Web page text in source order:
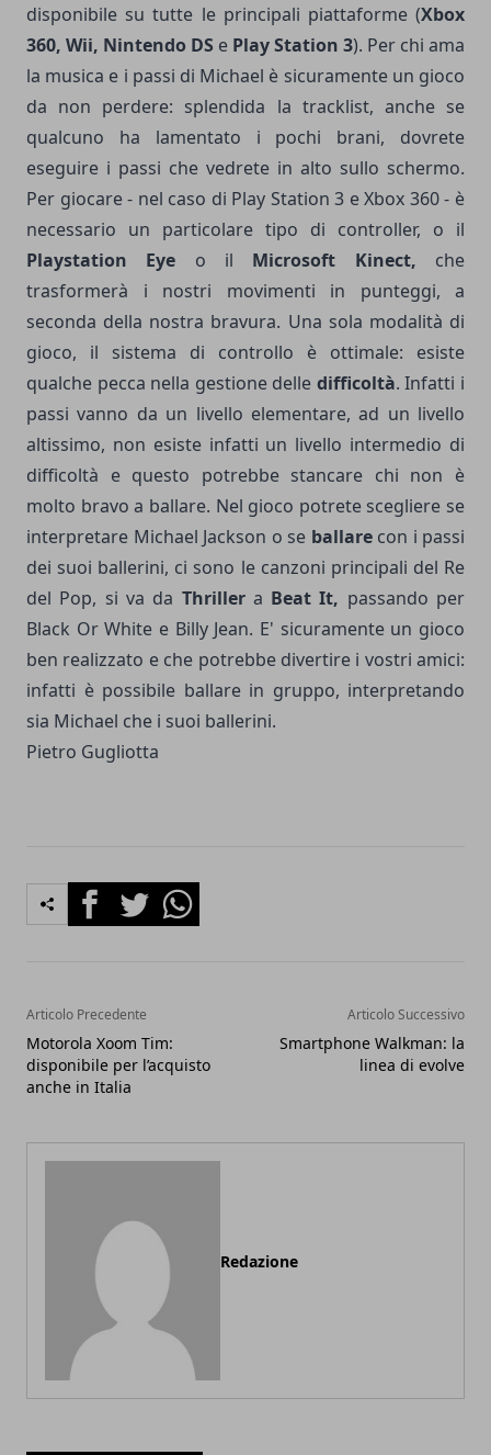
disponibile su tutte le principali piattaforme (Xbox
360, Wii, Nintendo DS e Play Station 3). Per chi ama
la musica e i passi di Michael è sicuramente un gioco
da non perdere: splendida la tracklist, anche se
qualcuno ha lamentato i pochi brani, dovrete
eseguire i passi che vedrete in alto sullo schermo.
Per giocare - nel caso di Play Station 3 e Xbox 360 - è
necessario un particolare tipo di controller, o il
Playstation Eye o il Microsoft Kinect, che
trasformerà i nostri movimenti in punteggi, a
seconda della nostra bravura. Una sola modalità di
gioco, il sistema di controllo è ottimale: esiste
qualche pecca nella gestione delle difficoltà. Infatti i
passi vanno da un livello elementare, ad un livello
altissimo, non esiste infatti un livello intermedio di
difficoltà e questo potrebbe stancare chi non è
molto bravo a ballare. Nel gioco potrete scegliere se
interpretare Michael Jackson o se ballare con i passi
dei suoi ballerini, ci sono le canzoni principali del Re
del Pop, si va da Thriller a Beat It, passando per
Black Or White e Billy Jean. E' sicuramente un gioco
ben realizzato e che potrebbe divertire i vostri amici:
infatti è possibile ballare in gruppo, interpretando
sia Michael che i suoi ballerini.
Pietro Gugliotta
FacebookTwitterWhatsapp
Articolo Precedente
Motorola Xoom Tim:
disponibile per l’acquisto
anche in Italia
Articolo Successivo
Smartphone Walkman: la
linea di evolve
Redazione